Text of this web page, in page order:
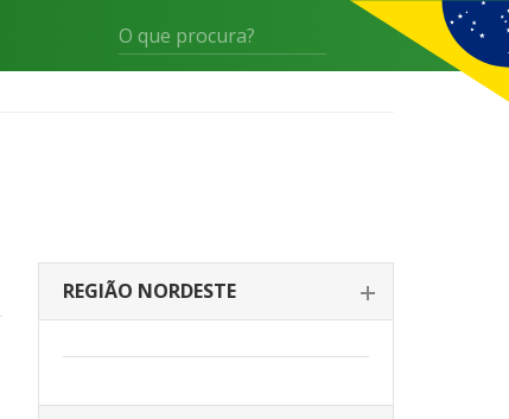
REGIÃO NORDESTE